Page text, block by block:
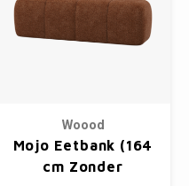
Woood
Mojo Eetbank (164
cm Zonder